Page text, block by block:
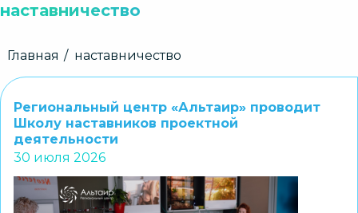
наставничество
Строка
Главная наставничество
Региональный центр «Альтаир» проводит
Школу наставников проектной
деятельности
30 июля 2026